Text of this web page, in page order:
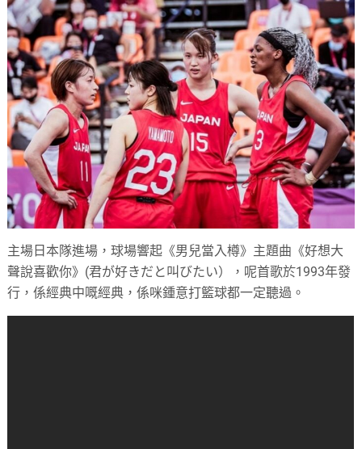
主場日本隊進場，球場響起《男兒當入樽》主題曲《好想大
聲說喜歡你》(君が好きだと叫びたい），呢首歌於1993年發
行，係經典中嘅經典，係咪鍾意打籃球都一定聽過。